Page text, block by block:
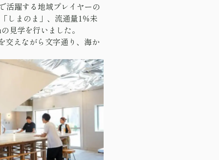
活躍する地域プレイヤーの
しまのま」、流通量1％未
見学を行いました。
交えながら文字通り、海か